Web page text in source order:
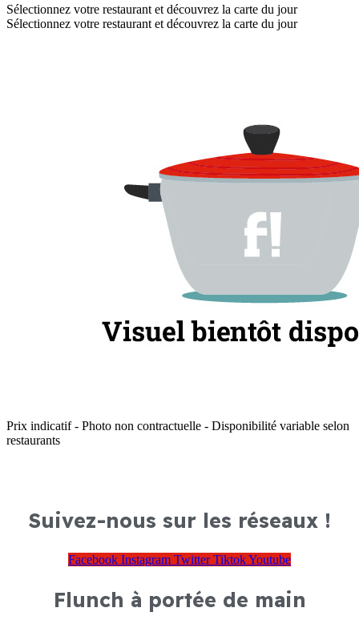
Sélectionnez votre restaurant et découvrez la carte du jour
Sélectionnez votre restaurant et découvrez la carte du jour
Prix indicatif - Photo non contractuelle - Disponibilité variable selon
restaurants
Suivez-nous sur les réseaux !
Facebook Instagram Twitter TiktokYoutube
Flunch à portée de main